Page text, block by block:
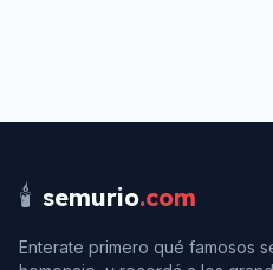
🕯️ semurio.com
Enterate primero qué famosos